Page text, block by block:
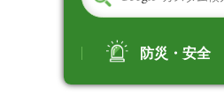
防災・安全